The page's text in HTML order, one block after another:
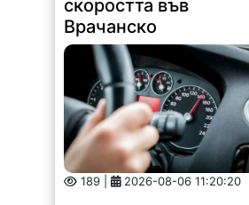
189 | 2026-08-06 11:20:20
Общо 151 криминални
престъпления са регистрирани
на територията на ОДМВР –
Враца през месец юли. Това
сочат данните на дирекцията. От